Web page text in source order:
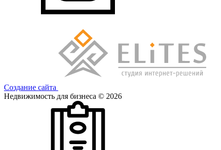
Создание сайта
Недвижимость для бизнеса © 2026